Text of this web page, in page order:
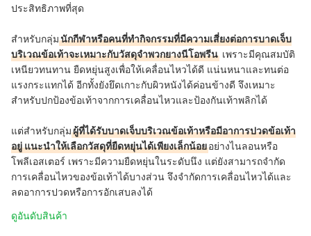
ประสิทธิภาพที่สุด
สำหรับกลุ่มนักกีฬาหรือคนที่ทำกิจกรรมที่มีความเสี่ยงต่อการบาดเจ็บ
บริเวณข้อเท้าจะเหมาะกับวัสดุจำพวกยางนีโอพรีน เพราะมีคุณสมบัติ
เหนียวทนทาน ยืดหยุ่นสูงเพื่อให้เคลื่อนไหวได้ดี แน่นหนาและทนต่อ
แรงกระแทกได้ อีกทั้งยังยึดเกาะกับผิวหนังได้ค่อนข้างดี จึงเหมาะ
สำหรับปกป้องข้อเท้าจากการเคลื่อนไหวและป้องกันเท้าพลิกได้
แต่สำหรับกลุ่มผู้ที่ได้รับบาดเจ็บบริเวณข้อเท้าหรือมีอาการปวดข้อเท้า
อยู่ แนะนำให้เลือกวัสดุที่ยืดหยุ่นได้เพียงเล็กน้อยอย่างไนลอนหรือ
โพลีเอสเตอร์ เพราะมีความยืดหยุ่นในระดับนึง แต่ยังสามารถจำกัด
การเคลื่อนไหวของข้อเท้าได้บางส่วน จึงจำกัดการเคลื่อนไหวได้และ
ลดอาการปวดหรือการอักเสบลงได้
ดูอันดับสินค้า